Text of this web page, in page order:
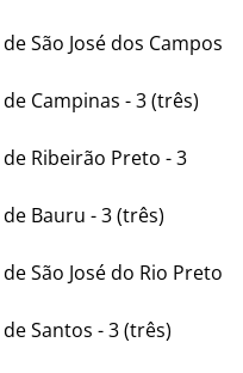
São José dos Campos
Campinas - 3 (três)
Ribeirão Preto - 3
Bauru - 3 (três)
São José do Rio Preto
Santos - 3 (três)